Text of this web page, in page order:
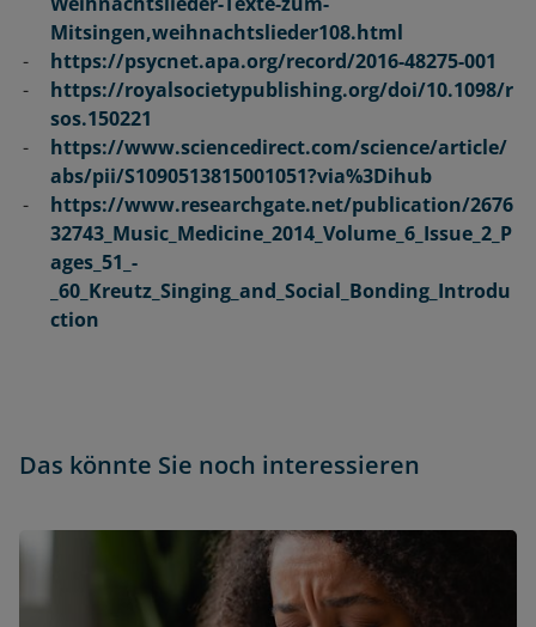
Mitsingen,weihnachtslieder108.html
https://psycnet.apa.org/record/2016-48275-001
https://royalsocietypublishing.org/doi/10.1098/r
sos.150221
https://www.sciencedirect.com/science/article/
abs/pii/S1090513815001051?via%3Dihub
https://www.researchgate.net/publication/2676
32743_Music_Medicine_2014_Volume_6_Issue_2_P
ages_51_-
_60_Kreutz_Singing_and_Social_Bonding_Introdu
ction
Das könnte Sie noch interessieren